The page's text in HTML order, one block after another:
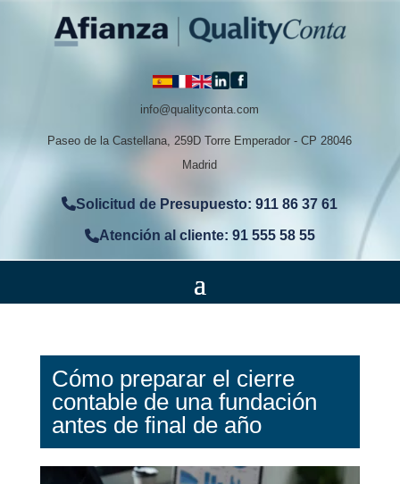
info@qualityconta.com
Paseo de la Castellana, 259D Torre Emperador - CP 28046
Madrid
Solicitud de Presupuesto: 911 86 37 61
Atención al cliente: 91 555 58 55
Cómo preparar el cierre
contable de una fundación
antes de final de año